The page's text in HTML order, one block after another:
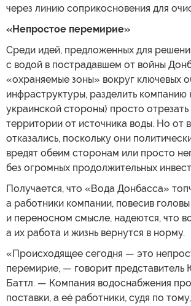
через линию соприкосновения для
«Непростое перемирие»
Среди идей, предложенных для
с водой в пострадавшем от войны
«охраняемые зоны» вокруг ключевых
инфраструктуры, разделить компанию
украинской стороны) просто
территории от источника воды. Но от
отказались, поскольку они
вредят обеим сторонам или просто
без огромных продолжительных
Получается, что «Вода Донбасса»
а работники компании, повесив
и переносном смысле, надеются, что
а их работа и жизнь вернутся в норму.
«Происходящее сегодня — это
перемирие, — говорит
Баттл. — Компания водоснабжения
поставки, а её работники, судя по